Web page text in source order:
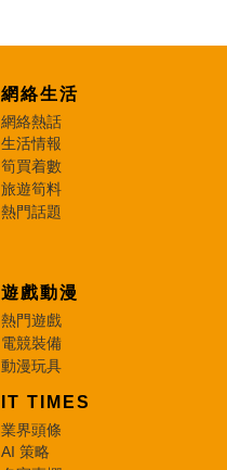
網絡生活
網絡熱話
生活情報
筍買着數
旅遊筍料
熱門話題
遊戲動漫
熱門遊戲
電競裝備
動漫玩具
IT TIMES
業界頭條
AI 策略